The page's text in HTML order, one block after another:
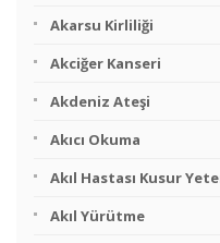
Akarsu Kirliliği
Akciğer Kanseri
Akdeniz Ateşi
Akıcı Okuma
Akıl Hastası Kusur
Akıl Yürütme